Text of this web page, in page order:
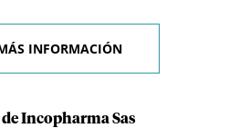
INFORMACIÓN
Incopharma Sas